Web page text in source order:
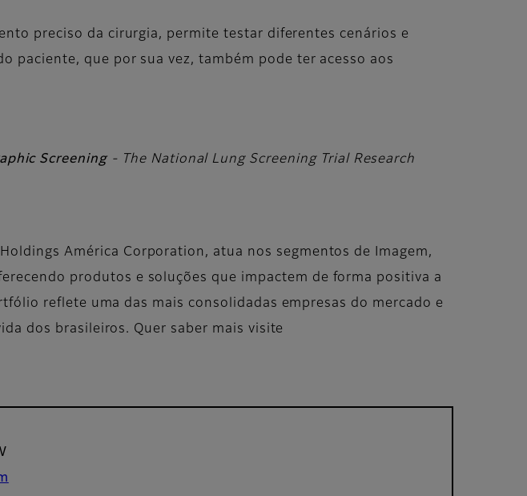
preciso da cirurgia, permite testar diferentes cenários e
paciente, que por sua vez, também pode ter acesso aos
Screening - The National Lung Screening Trial Research
América Corporation, atua nos segmentos de Imagem,
produtos e soluções que impactem de forma positiva a
reflete uma das mais consolidadas empresas do mercado e
dos brasileiros. Quer saber mais visite